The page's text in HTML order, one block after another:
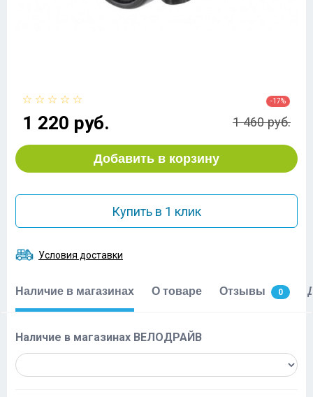
1 220 руб.
-17%
1 460 руб.
Добавить в корзину
Купить в 1 клик
Условия доставки
Наличие в магазинах О товаре Отзывы 0
Наличие в магазинах ВЕЛОДРАЙВ